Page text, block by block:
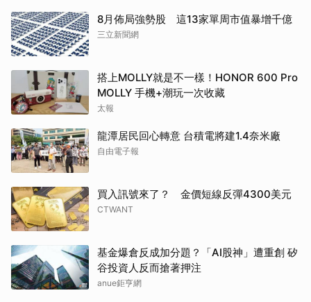
8月佈局強勢股 這13家單周市值暴增千億
三立新聞網
搭上MOLLY就是不一樣！HONOR 600 Pro
MOLLY 手機+潮玩一次收藏
太報
龍潭居民回心轉意 台積電將建1.4奈米廠
自由電子報
買入訊號來了？ 金價短線反彈4300美元
CTWANT
基金爆倉反成加分題？「AI股神」遭重創 矽
谷投資人反而搶著押注
anue鉅亨網